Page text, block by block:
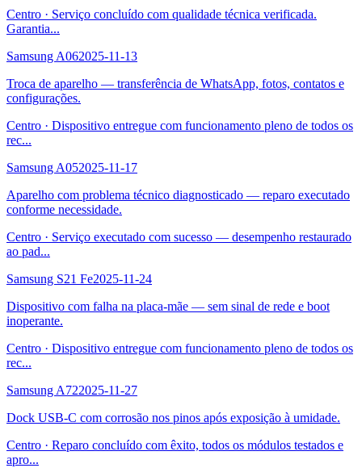
Centro · Serviço concluído com qualidade técnica verificada.
Garantia...
Samsung A062025-11-13
Troca de aparelho — transferência de WhatsApp, fotos, contatos e
configurações.
Centro · Dispositivo entregue com funcionamento pleno de todos os
rec...
Samsung A052025-11-17
Aparelho com problema técnico diagnosticado — reparo executado
conforme necessidade.
Centro · Serviço executado com sucesso — desempenho restaurado
ao pad...
Samsung S21 Fe2025-11-24
Dispositivo com falha na placa-mãe — sem sinal de rede e boot
inoperante.
Centro · Dispositivo entregue com funcionamento pleno de todos os
rec...
Samsung A722025-11-27
Dock USB-C com corrosão nos pinos após exposição à umidade.
Centro · Reparo concluído com êxito, todos os módulos testados e
apro...